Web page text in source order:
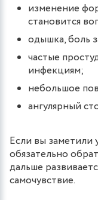
изменение
становится
одышка, боль
частые
инфекциям;
небольшое
ангулярный
Если вы заметили
обязательно
дальше
самочувствие.